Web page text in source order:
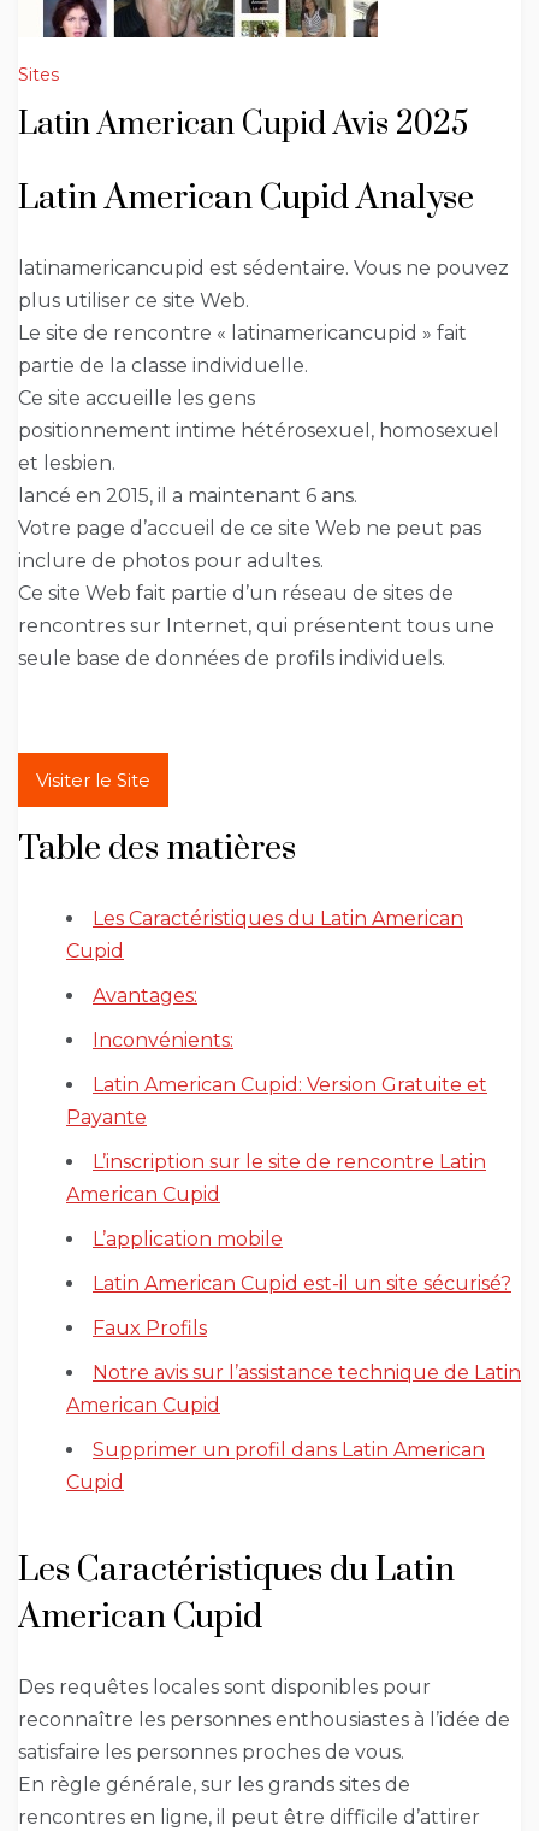
Sites
Latin American Cupid Avis 2025
Latin American Cupid Analyse
latinamericancupid est sédentaire. Vous ne pouvez
plus utiliser ce site Web.
Le site de rencontre « latinamericancupid » fait
partie de la classe individuelle.
Ce site accueille les gens
positionnement intime hétérosexuel, homosexuel
et lesbien.
lancé en 2015, il a maintenant 6 ans.
Votre page d’accueil de ce site Web ne peut pas
inclure de photos pour adultes.
Ce site Web fait partie d’un réseau de sites de
rencontres sur Internet, qui présentent tous une
seule base de données de profils individuels.
Visiter le Site
Table des matières
Les Caractéristiques du Latin American
Cupid
Avantages:
Inconvénients:
Latin American Cupid: Version Gratuite et
Payante
L’inscription sur le site de rencontre Latin
American Cupid
L’application mobile
Latin American Cupid est-il un site sécurisé?
Faux Profils
Notre avis sur l’assistance technique de Latin
American Cupid
Supprimer un profil dans Latin American
Cupid
Les Caractéristiques du Latin
American Cupid
Des requêtes locales sont disponibles pour
reconnaître les personnes enthousiastes à l’idée de
satisfaire les personnes proches de vous.
En règle générale, sur les grands sites de
rencontres en ligne, il peut être difficile d’attirer